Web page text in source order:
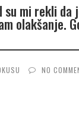
su mi rekli da
olakšanje.
NO